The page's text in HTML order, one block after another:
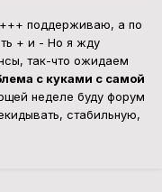
поддерживаю, а по
+ и - Но я жду
так-что ожидаем
с куками с самой
неделе буду форум
стабильную,